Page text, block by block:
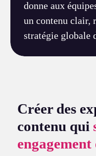
donne aux
un contenu clair,
stratégie globale
Créer des
contenu qui
engagement